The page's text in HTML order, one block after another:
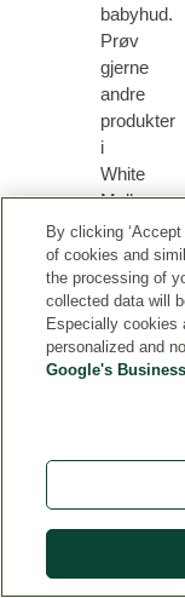
babyhud.
Prøv
gjerne
andre
produkter
i
White
Mallow-
serien
for
ekstra
følsom
og
ømfintlig
RELATERTE
By clicking
of cookies and
the processing of
collected data will
Especially cookies
personalized and
Google's